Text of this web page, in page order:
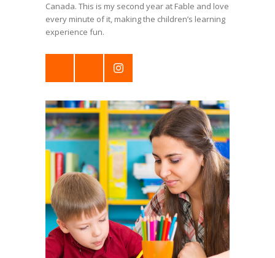
Canada. This is my second year at Fable and love
every minute of it, making the children’s learning
experience fun.